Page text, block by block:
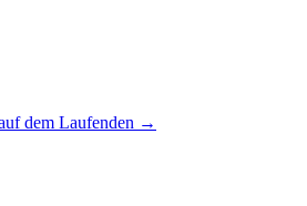
dem Laufenden →